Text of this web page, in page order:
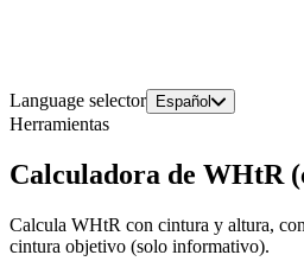
Language selector Español
Herramientas
Calculadora de WHtR
Calcula WHtR con cintura y altura,
cintura objetivo (solo informativo).